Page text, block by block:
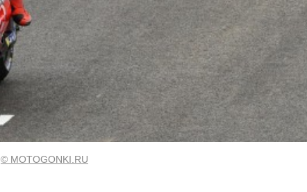
© MOTOGONKI.RU